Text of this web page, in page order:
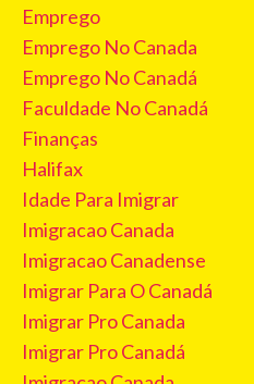
Emprego
Emprego No Canada
Emprego No Canadá
Faculdade No Canadá
Finanças
Halifax
Idade Para Imigrar
Imigracao Canada
Imigracao Canadense
Imigrar Para O Canadá
Imigrar Pro Canada
Imigrar Pro Canadá